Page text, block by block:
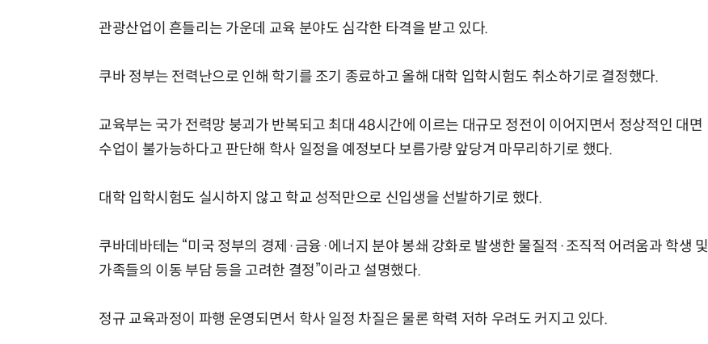
관광산업이 흔들리는 가운데 교육 분야도 심각한 타격을 받고 있다.
쿠바 정부는 전력난으로 인해 학기를 조기 종료하고 올해 대학 입학시험도 취소하기로 결정했다.
교육부는 국가 전력망 붕괴가 반복되고 최대 48시간에 이르는 대규모 정전이 이어지면서 정상적인 대면
수업이 불가능하다고 판단해 학사 일정을 예정보다 보름가량 앞당겨 마무리하기로 했다.
대학 입학시험도 실시하지 않고 학교 성적만으로 신입생을 선발하기로 했다.
쿠바데바테는 “미국 정부의 경제·금융·에너지 분야 봉쇄 강화로 발생한 물질적·조직적 어려움과 학생 및
가족들의 이동 부담 등을 고려한 결정”이라고 설명했다.
정규 교육과정이 파행 운영되면서 학사 일정 차질은 물론 학력 저하 우려도 커지고 있다.